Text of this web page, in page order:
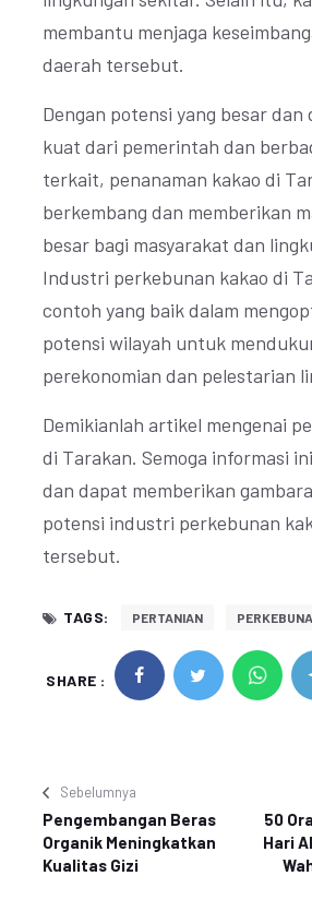
membantu menjaga
daerah tersebut.
Dengan potensi yang besar dan
kuat dari pemerintah dan
terkait, penanaman kakao di
berkembang dan memberikan
besar bagi masyarakat dan
Industri perkebunan kakao di
contoh yang baik dalam
potensi wilayah untuk
perekonomian dan pelestarian
Demikianlah artikel mengenai
di Tarakan. Semoga informasi
dan dapat memberikan
potensi industri perkebunan
tersebut.
TAGS: PERTANIAN
SHARE :
Sebelumnya
Pengembangan Beras
Organik Meningkatkan
Kualitas Gizi
50
Hari